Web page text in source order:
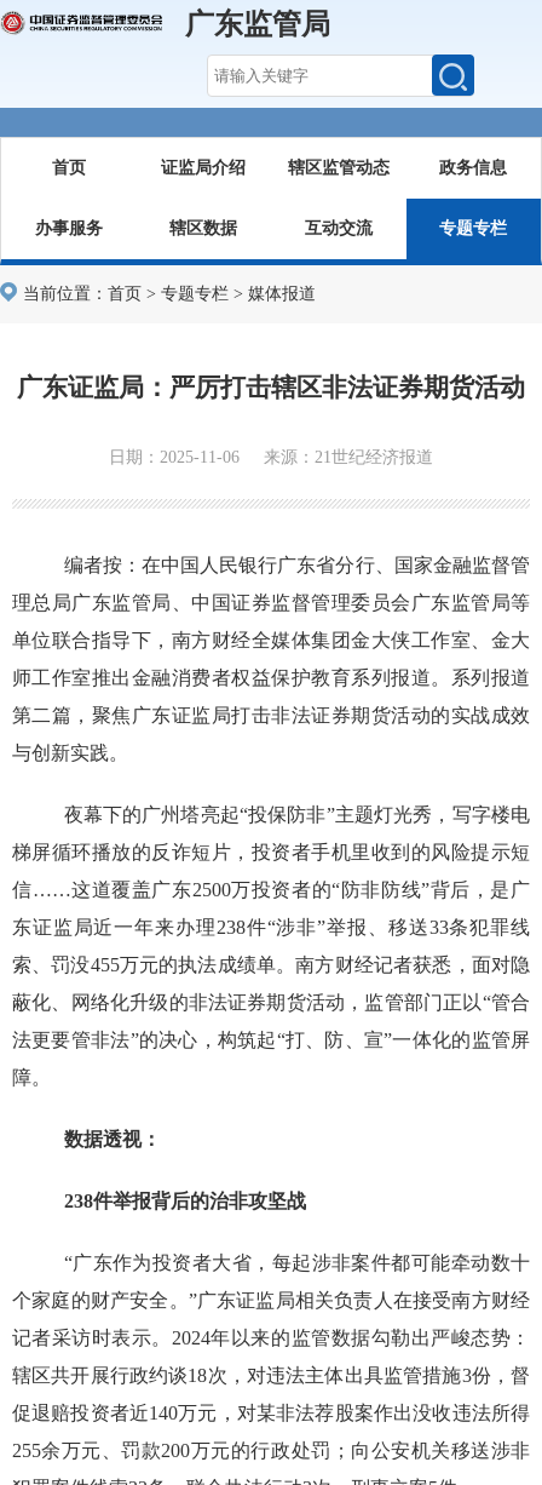
广东监管局
首页 证监局介绍 辖区监管动态 政务信息
办事服务 辖区数据 互动交流 专题专栏
当前位置： 首页 > 专题专栏 > 媒体报道
广东证监局：严厉打击辖区非法证券期货活动
日期：2025-11-06 来源：21世纪经济报道
编者按：在中国人民银行广东省分行、国家金融监督管
理总局广东监管局、中国证券监督管理委员会广东监管局等
单位联合指导下，南方财经全媒体集团金大侠工作室、金大
师工作室推出金融消费者权益保护教育系列报道。系列报道
第二篇，聚焦广东证监局打击非法证券期货活动的实战成效
与创新实践。
夜幕下的广州塔亮起“投保防非”主题灯光秀，写字楼电
梯屏循环播放的反诈短片，投资者手机里收到的风险提示短
信……这道覆盖广东2500万投资者的“防非防线”背后，是广
东证监局近一年来办理238件“涉非”举报、移送33条犯罪线
索、罚没455万元的执法成绩单。南方财经记者获悉，面对隐
蔽化、网络化升级的非法证券期货活动，监管部门正以“管合
法更要管非法”的决心，构筑起“打、防、宣”一体化的监管屏
障。
数据透视：
238件举报背后的治非攻坚战​
“广东作为投资者大省，每起涉非案件都可能牵动数十
个家庭的财产安全。”广东证监局相关负责人在接受南方财经
记者采访时表示。2024年以来的监管数据勾勒出严峻态势：
辖区共开展行政约谈18次，对违法主体出具监管措施3份，督
促退赔投资者近140万元，对某非法荐股案作出没收违法所得
255余万元、罚款200万元的行政处罚；向公安机关移送涉非